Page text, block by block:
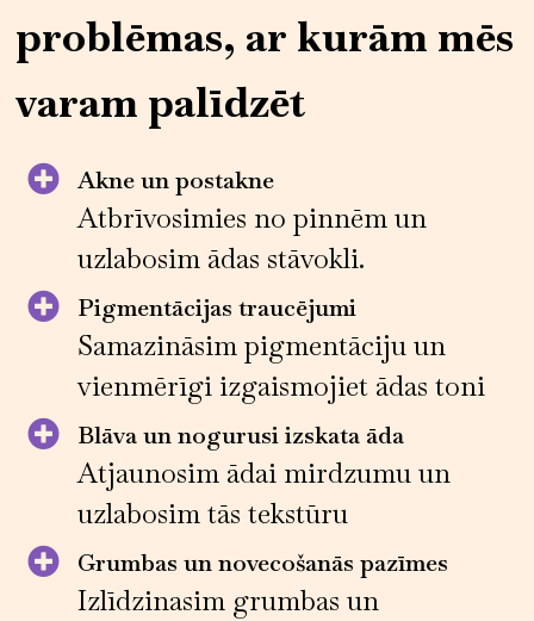
problēmas, ar kurām mēs
varam palīdzēt
Akne un postakne
Atbrīvosimies no pinnēm un
uzlabosim ādas stāvokli.
Pigmentācijas traucējumi
Samazināsim pigmentāciju un
vienmērīgi izgaismojiet ādas toni
Blāva un nogurusi izskata āda
Atjaunosim ādai mirdzumu un
uzlabosim tās tekstūru
Grumbas un novecošanās pazīmes
Izlīdzinasim grumbas un